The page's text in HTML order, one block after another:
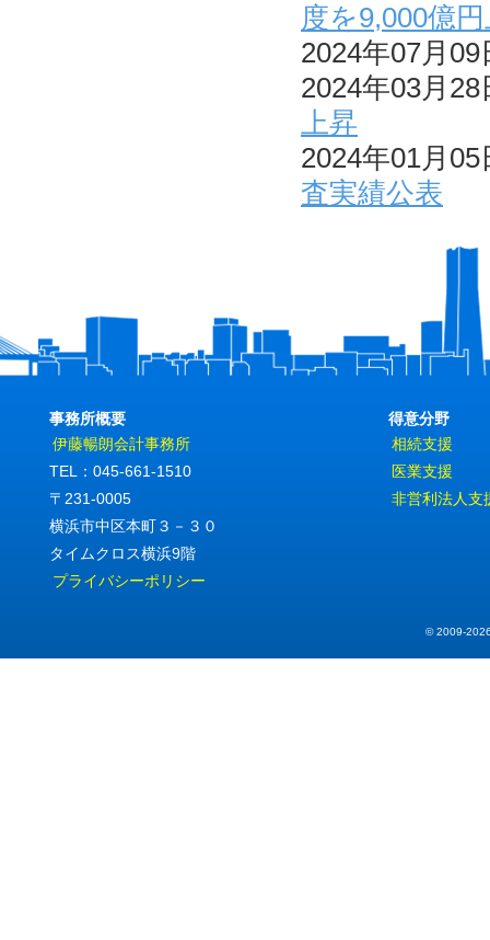
度を9,000億
2024年07月
2024年03月
上昇
2024年01月
査実績公表
事務所概要
伊藤暢朗会計事務所
TEL：045-661-1510
〒231-0005
横浜市中区本町３－３０
タイムクロス横浜9階
プライバシーポリシー
得意分野
相続支援
医業支援
非営利法人支
© 2009-